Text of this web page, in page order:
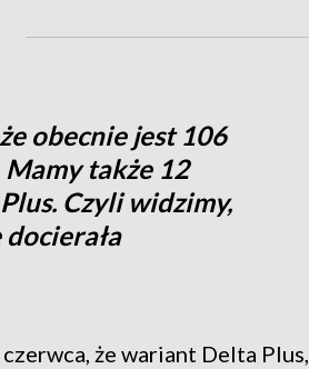
obecnie jest 106
także 12
Czyli widzimy,
że wariant Delta Plus,